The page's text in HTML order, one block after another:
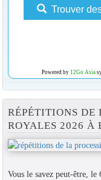
Trouver
Powered by 12Go Asia
RÉPÉTITIONS DE
ROYALES 2026 À
Vous le savez peut-être,